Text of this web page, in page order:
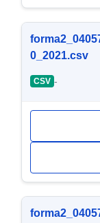
0_2021.csv
CSV -